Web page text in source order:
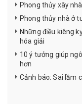
Phong thủy xây
Phong thủy nhà ở
Những điều kiêng
hóa giải
10 ý tưởng giúp
hơn
Cảnh báo: Sai lầm